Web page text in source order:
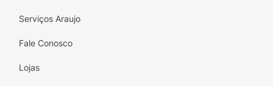
Serviços Araujo
Fale Conosco
Lojas